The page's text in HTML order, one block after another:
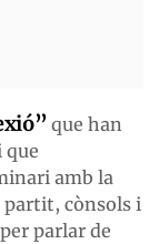
que han
que
amb la
partit, cònsols i
parlar de